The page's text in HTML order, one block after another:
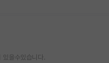
을수있습니다.